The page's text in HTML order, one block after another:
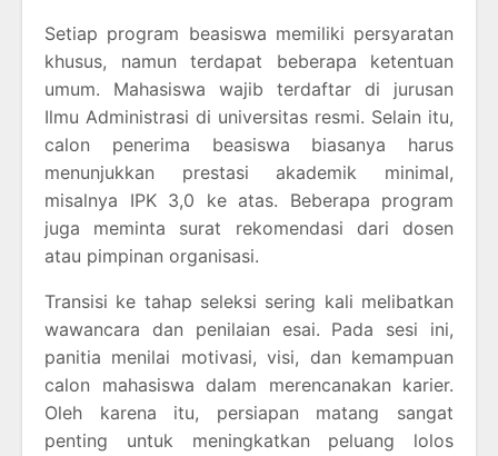
Setiap program beasiswa memiliki persyaratan
khusus, namun terdapat beberapa ketentuan
umum. Mahasiswa wajib terdaftar di jurusan
Ilmu Administrasi di universitas resmi. Selain itu,
calon penerima beasiswa biasanya harus
menunjukkan prestasi akademik minimal,
misalnya IPK 3,0 ke atas. Beberapa program
juga meminta surat rekomendasi dari dosen
atau pimpinan organisasi.
Transisi ke tahap seleksi sering kali melibatkan
wawancara dan penilaian esai. Pada sesi ini,
panitia menilai motivasi, visi, dan kemampuan
calon mahasiswa dalam merencanakan karier.
Oleh karena itu, persiapan matang sangat
penting untuk meningkatkan peluang lolos